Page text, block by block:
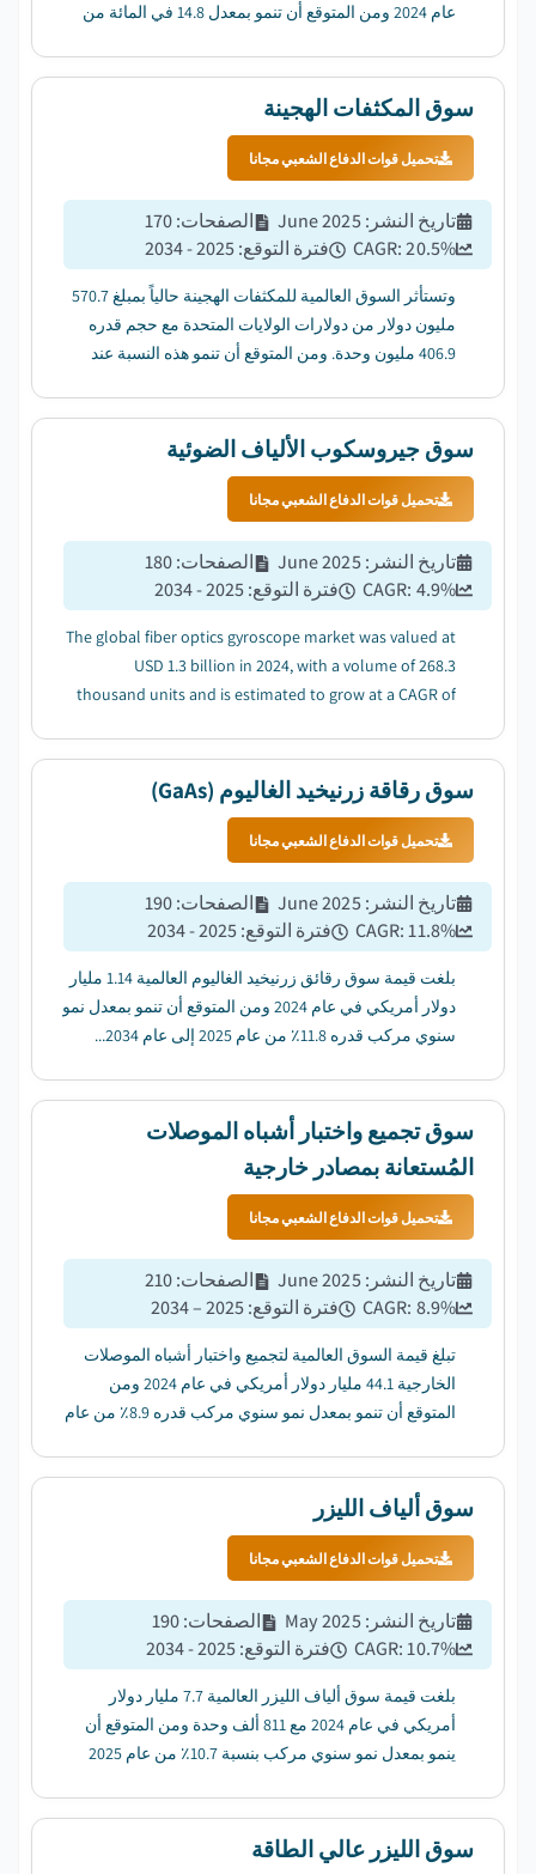
عام 2024 ومن المتوقع أن تنمو بمعدل 14.8 في المائة من
سوق المكثفات الهجينة
تحميل قوات الدفاع الشعبي مجانا
تاريخ النشر :
June 2025 الصفحات:
170
CAGR:20.5% فترة التوقع:
2025 - 2034
وتستأثر السوق العالمية للمكثفات الهجينة حالياً بمبلغ 570.7
مليون دولار من دولارات الولايات المتحدة مع حجم قدره
406.9 مليون وحدة. ومن المتوقع أن تنمو هذه النسبة عند
سوق جيروسكوب الألياف الضوئية
تحميل قوات الدفاع الشعبي مجانا
تاريخ النشر :
June 2025 الصفحات:
180
CAGR: 4.9% فترة التوقع:
2025 - 2034
The global fiber optics gyroscope market was valued at
USD 1.3 billion in 2024, with a volume of 268.3
thousand units and is estimated to grow at a CAGR of
سوق رقاقة زرنيخيد الغاليوم (GaAs)
تحميل قوات الدفاع الشعبي مجانا
تاريخ النشر :
June 2025 الصفحات:
190
CAGR:11.8% فترة التوقع:
2025 - 2034
بلغت قيمة سوق رقائق زرنيخيد الغاليوم العالمية 1.14 مليار
دولار أمريكي في عام 2024 ومن المتوقع أن تنمو بمعدل نمو
سنوي مركب قدره 11.8٪ من عام 2025 إلى عام 2034...
سوق تجميع واختبار أشباه الموصلات
المُستعانة بمصادر خارجية
تحميل قوات الدفاع الشعبي مجانا
تاريخ النشر :
June 2025 الصفحات:
210
CAGR: 8.9% فترة التوقع:
2025 – 2034
تبلغ قيمة السوق العالمية لتجميع واختبار أشباه الموصلات
الخارجية 44.1 مليار دولار أمريكي في عام 2024 ومن
المتوقع أن تنمو بمعدل نمو سنوي مركب قدره 8.9٪ من عام
سوق ألياف الليزر
تحميل قوات الدفاع الشعبي مجانا
تاريخ النشر :
May 2025 الصفحات:
190
CAGR:10.7% فترة التوقع:
2025 - 2034
بلغت قيمة سوق ألياف الليزر العالمية 7.7 مليار دولار
أمريكي في عام 2024 مع 811 ألف وحدة ومن المتوقع أن
ينمو بمعدل نمو سنوي مركب بنسبة 10.7٪ من عام 2025
سوق الليزر عالي الطاقة